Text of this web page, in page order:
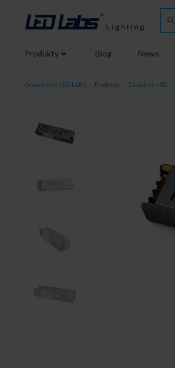
Produkty Blog News
Oświetlenie LED LABS Produkty Zasilacze LED